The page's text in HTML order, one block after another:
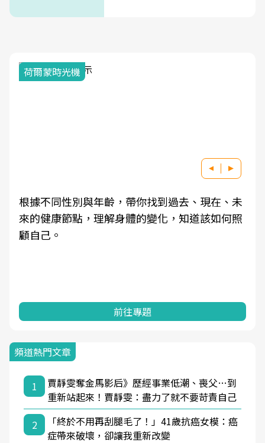
荷爾蒙時光機
根據不同性別與年齡，帶你找到過去、現在、未
來的健康節點，理解身體的變化，知道該如何照
顧自己。
前往專題
頻道熱門文章
1
賈靜雯奪金馬影后》歷經事業低潮、喪父…到
重新站起來！賈靜雯：盡力了就不要苛責自己
2
「終於不用再刮腿毛了！」41歲抗癌女模：癌
症帶來破壞，卻讓我重新改變